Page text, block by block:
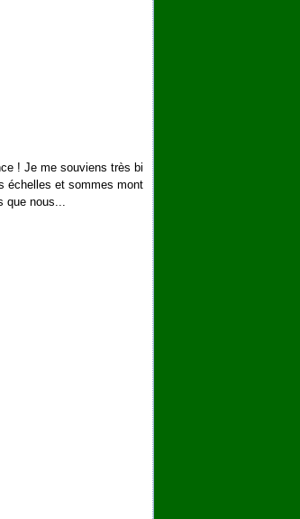
! Je me souviens très bi
échelles et sommes mont
que nous...